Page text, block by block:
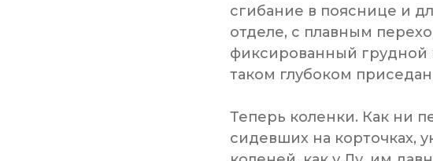
сгибание в пояснице и
отделе, с плавным
фиксированный грудной
таком глубоком
Теперь коленки. Как ни
сидевших на корточках,